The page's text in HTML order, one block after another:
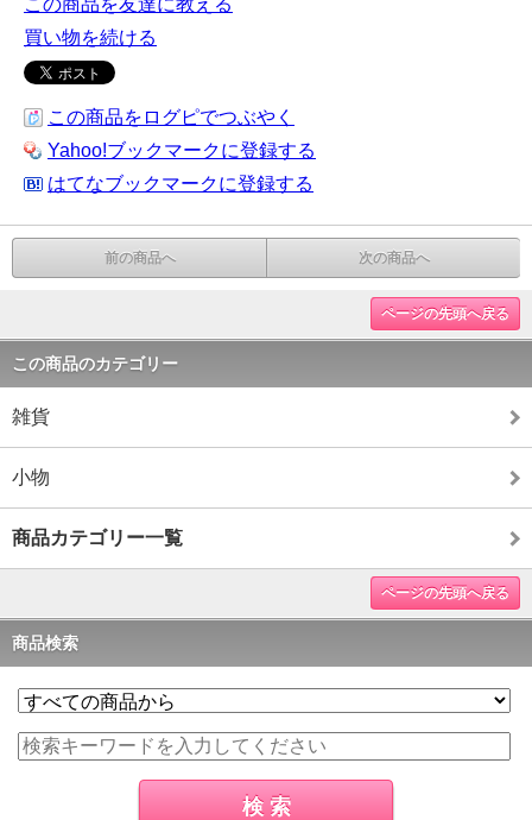
この商品を友達に教える
買い物を続ける
この商品をログピでつぶやく
Yahoo!ブックマークに登録する
はてなブックマークに登録する
前の商品へ 次の商品へ
ページの先頭へ戻る
この商品のカテゴリー
雑貨
小物
商品カテゴリー一覧
ページの先頭へ戻る
商品検索